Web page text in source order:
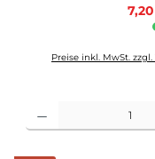
Preise inkl. MwSt.
Produkt Anzahl: Gib den